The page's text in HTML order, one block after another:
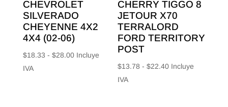
CHEVROLET
SILVERADO
CHEYENNE 4X2
4X4 (02-06)
$18.33 - $28.00Rango
Incluye
IVA
CHERRY TIGGO 8
JETOUR X70
TERRALORD
FORD TERRITORY
POST
$13.78 - $22.40Rango
Incluye
IVA